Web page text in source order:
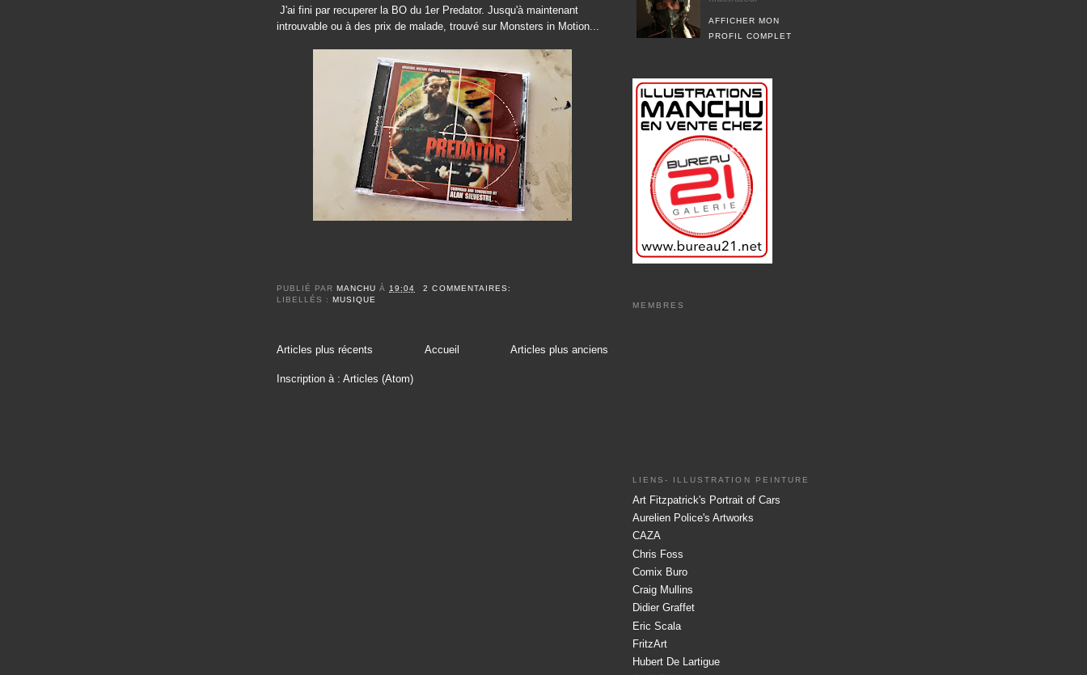
J'ai fini par recuperer la BO du 1er Predator. Jusqu'à maintenant
introuvable ou à des prix de malade, trouvé sur Monsters in Motion...
PUBLIÉ PARMANCHU À 19:04
2 COMMENTAIRES:
LIBELLÉS :MUSIQUE
Articles plus récents Articles plus anciens
Accueil
Inscription à : Articles (Atom)
AFFICHER MON
PROFIL COMPLET
MEMBRES
LIENS- ILLUSTRATION PEINTURE
Art Fitzpatrick's Portrait of Cars
Aurelien Police's Artworks
CAZA
Chris Foss
Comix Buro
Craig Mullins
Didier Graffet
Eric Scala
FritzArt
Hubert De Lartigue